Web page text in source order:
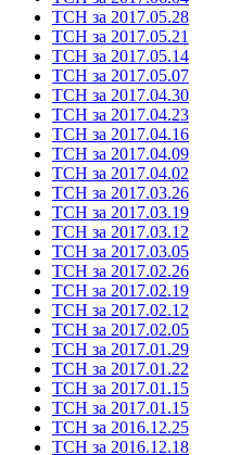
ТСН за 2017.05.28
ТСН за 2017.05.21
ТСН за 2017.05.14
ТСН за 2017.05.07
ТСН за 2017.04.30
ТСН за 2017.04.23
ТСН за 2017.04.16
ТСН за 2017.04.09
ТСН за 2017.04.02
ТСН за 2017.03.26
ТСН за 2017.03.19
ТСН за 2017.03.12
ТСН за 2017.03.05
ТСН за 2017.02.26
ТСН за 2017.02.19
ТСН за 2017.02.12
ТСН за 2017.02.05
ТСН за 2017.01.29
ТСН за 2017.01.22
ТСН за 2017.01.15
ТСН за 2017.01.15
ТСН за 2016.12.25
ТСН за 2016.12.18